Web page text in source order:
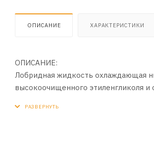
ОПИСАНИЕ ХАРАКТЕРИСТИКИ
ОПИСАНИЕ:
Лобридная жидкость охлаждающая
высокоочищенного этиленгликоля и